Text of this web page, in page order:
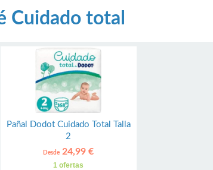
Cuidado total
Pañal Dodot Cuidado Total Talla
2
Desde 24,99 €
1 ofertas